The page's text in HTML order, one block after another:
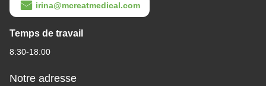
irina@mcreatmedical.com
Temps de travail
8:30-18:00
Notre adresse